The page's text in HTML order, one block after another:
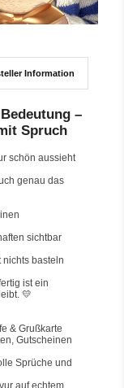
Information
–
Spruch
schön aussieht
genau das
sichtbar
nichts basteln
ist ein
💛
& Grußkarte
Gutscheinen
Sprüche und
auf echtem